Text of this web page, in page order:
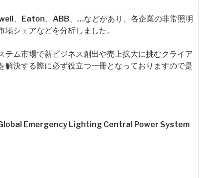
、Eaton、ABB、…などがあり、各企業の非常照明
シェアなどを分析しました。
テム市場で新ビジネス創出や売上拡大に挑むクライア
解決する際に必ず役立つ一冊となっておりますので是
Global Emergency Lighting Central Power System